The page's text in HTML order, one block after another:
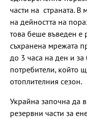
части на страната. В
на дейността на
това беше въведен е
съхранена мрежата
до 3 часа на ден и
потребители, който
отоплителния сезон.
Украйна започна да
резервни части за